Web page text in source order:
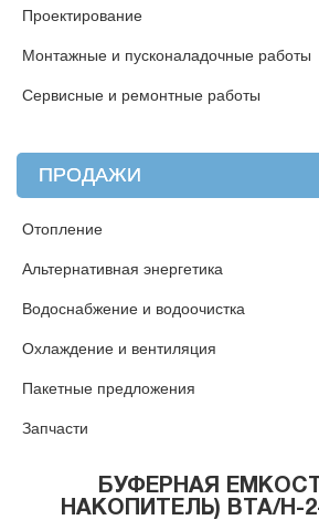
БУФЕРНАЯ
НАКОПИТЕЛЬ) ВТА/Н-2-
Проектирование
Монтажные и пусконаладочные работы
Сервисные и ремонтные работы
ПРОДАЖИ
Отопление
Альтернативная энергетика
Водоснабжение и водоочистка
Охлаждение и вентиляция
Пакетные предложения
Запчасти